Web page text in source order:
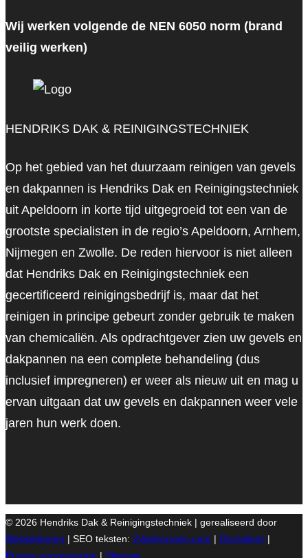
Wij werken volgende de NEN 6050 norm (brand
veilig werken)
HENDRIKS DAK & REINIGINGSTECHNIEK
Op het gebied van het duurzaam reinigen van gevels
en dakpannen is Hendriks Dak en Reinigingstechniek
uit Apeldoorn in korte tijd uitgegroeid tot een van de
grootste specialisten in de regio’s Apeldoorn, Arnhem,
Nijmegen en Zwolle. De reden hiervoor is niet alleen
dat Hendriks Dak en Reinigingstechniek een
gecertificeerd reinigingsbedrijf is, maar dat het
reinigen in principe gebeurt zonder gebruik te maken
van chemicaliën. Als opdrachtgever zien uw gevels en
dakpannen na een complete behandeling (dus
inclusief impregneren) er weer als nieuw uit en mag u
ervan uitgaan dat uw gevels en dakpannen weer vele
jaren hun werk doen.
© 2026 Hendriks Dak & Reinigingstechniek | gerealiseerd door
Websitekoers | SEO teksten: 2Vanhorssen.com | Disclaimer |
Privacy voorwaarden | Sitemap